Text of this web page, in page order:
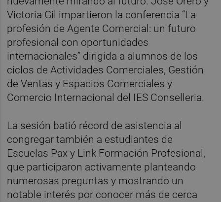
Victoria Gil impartieron la conferencia “La
profesión de Agente Comercial: un futuro
profesional con oportunidades
internacionales” dirigida a alumnos de los
ciclos de Actividades Comerciales, Gestión
de Ventas y Espacios Comerciales y
Comercio Internacional del IES Conselleria.
La sesión batió récord de asistencia al
congregar también a estudiantes de
Escuelas Pax y Link Formación Profesional,
que participaron activamente planteando
numerosas preguntas y mostrando un
notable interés por conocer más de cerca